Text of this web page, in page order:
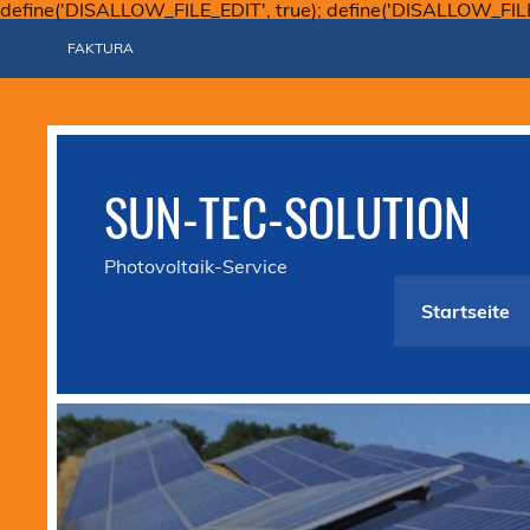
define('DISALLOW_FILE_EDIT', true);
FAKTURA
SUN-TEC-SOLUTION
Photovoltaik-Service
Startseite